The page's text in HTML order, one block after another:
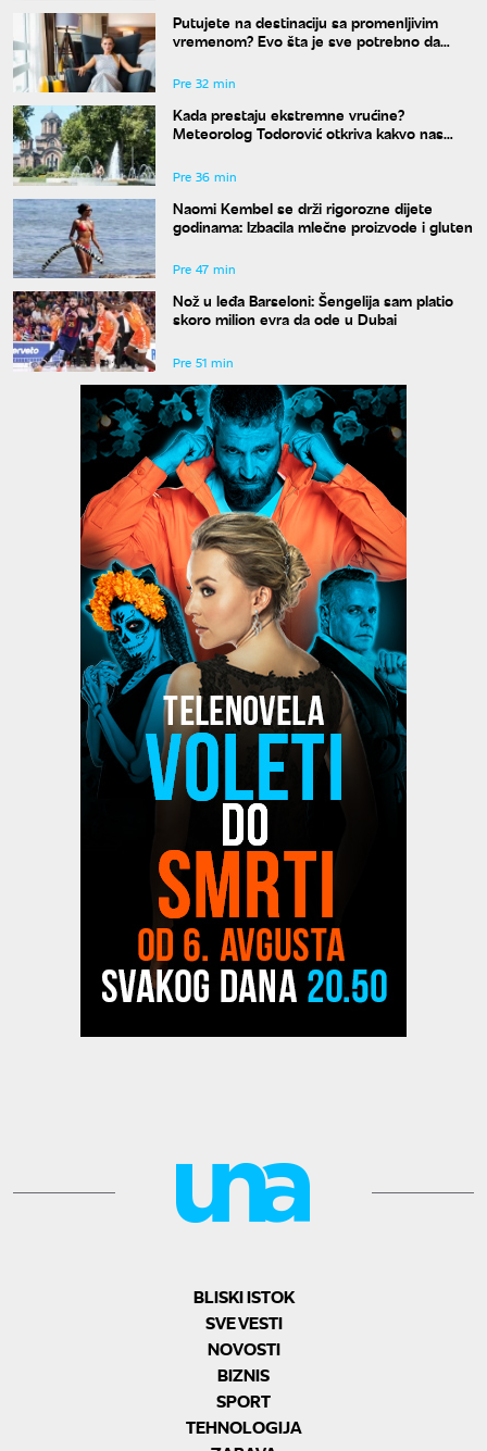
Putujete na destinaciju sa promenljivim
vremenom? Evo šta je sve potrebno da
Pre 32 min
Kada prestaju ekstremne vrućine?
Meteorolog Todorović otkriva kakvo nas
Pre 36 min
Naomi Kembel se drži rigorozne dijete
godinama: Izbacila mlečne proizvode i gluten
Pre 47 min
Nož u leđa Barseloni: Šengelija sam platio
skoro milion evra da ode u Dubai
Pre 51 min
BLISKI ISTOK
SVE VESTI
NOVOSTI
BIZNIS
SPORT
TEHNOLOGIJA